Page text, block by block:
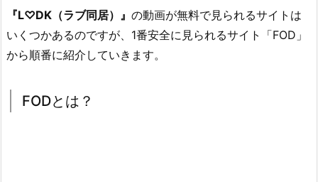
『L♡DK（ラブ同居）』 の動画が無料で見られるサイトは
いくつかあるのですが、1番安全に見られるサイト「FOD」
から順番に紹介していきます。
FODとは？